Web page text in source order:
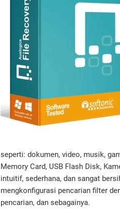
seperti: dokumen, video, musik,
Memory Card, USB Flash Disk,
intuitif, sederhana, dan sangat
mengkonfigurasi pencarian filter
pencarian, dan sebagainya.